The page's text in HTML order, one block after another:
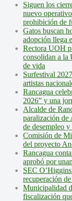
Siguen los
nuevo
prohibición de
Gatos buscan
adopción llega
Rectora UOH
consolidan a la
de vida
Surfestival
artistas
Rancagua
2026” y una
Alcalde de
paralización de
de desempleo
Comisión de
del proyecto
Rancagua
aprobó por
SEC
recuperación
Municipalidad
fiscalización